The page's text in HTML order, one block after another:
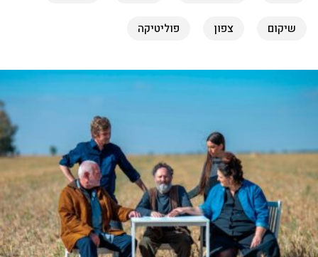
שיקום צפון פוליטיקה